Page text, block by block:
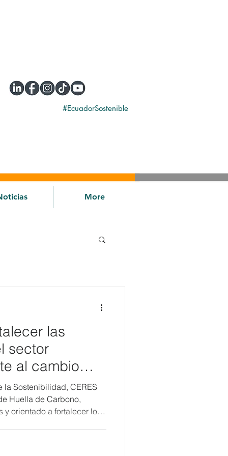
#EcuadorSostenible
More
las
sector
al cambio
dictó un curso
la Sostenibilidad, CERES
Huella de Carbono,
y orientado a fortalecer los